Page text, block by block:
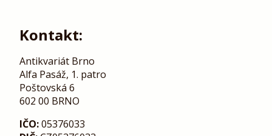
Kontakt:
Antikvariát Brno
Alfa Pasáž, 1. patro
Poštovská 6
602 00 BRNO
IČO:05376033